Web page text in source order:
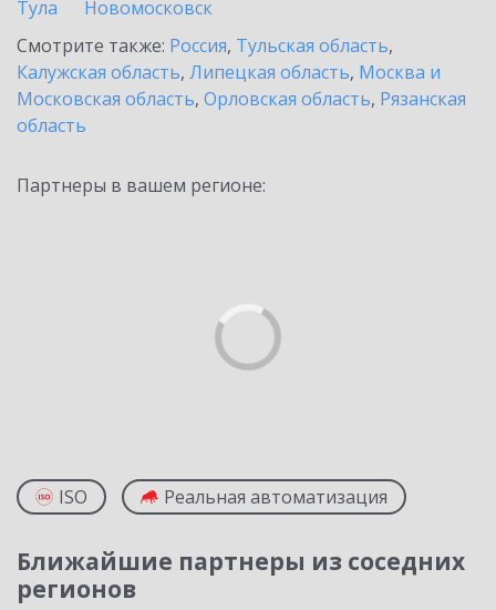
Тула
Новомосковск
Смотрите также: Россия, Тульская область,
Калужская область, Липецкая область, Москва и
Московская область, Орловская область, Рязанская
область
Партнеры в вашем регионе:
ISO Реальная автоматизация
Ближайшие партнеры из соседних
регионов